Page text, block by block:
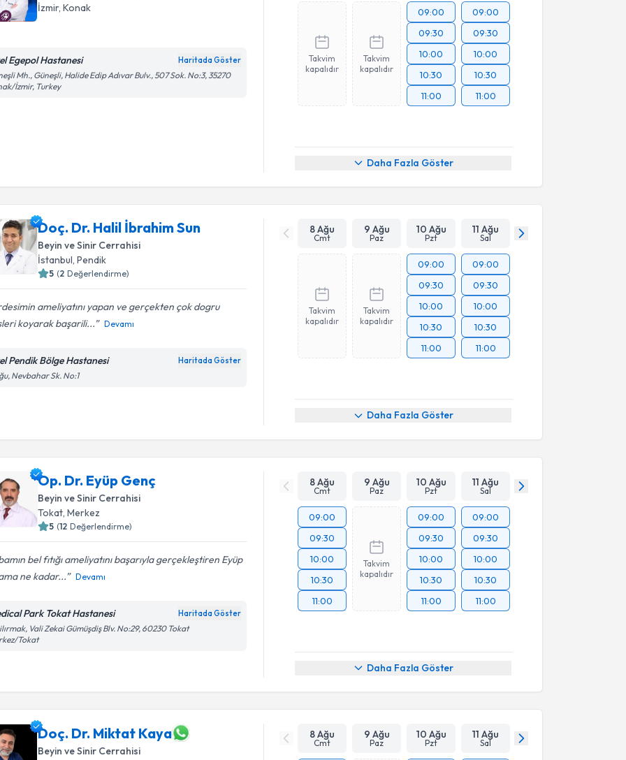
İzmir, Konak
Egepol Hastanesi Haritada Göster
Mh., Güneşli, Halide Edip Adıvar Bulv., 507 Sok. No:3, 35270
İzmir, Turkey
Takvim
kapalıdır
Takvim
kapalıdır
09:00
09:30
10:00
10:30
11:00
09:00
09:30
10:00
10:30
11:00
Daha Fazla Göster
Doç. Dr. Halil İbrahim Sun
Beyin ve Sinir Cerrahisi
İstanbul, Pendik
5 (2 Değerlendirme)
ameliyatını yapan ve gerçekten çok dogru
koyarak başarili...
Devamı
Pendik Bölge Hastanesi Haritada Göster
Nevbahar Sk. No:1
8 Ağu
Cmt
9 Ağu
Paz
10 Ağu
Pzt
11 Ağu
Sal
Takvim
kapalıdır
Takvim
kapalıdır
09:00
09:30
10:00
10:30
11:00
09:00
09:30
10:00
10:30
11:00
Daha Fazla Göster
Op. Dr. Eyüp Genç
Beyin ve Sinir Cerrahisi
Tokat , Merkez
5 (12 Değerlendirme)
bel fıtığı ameliyatını başarıyla gerçekleştiren Eyüp
ne kadar...
Devamı
Park Tokat Hastanesi Haritada Göster
Vali Zekai Gümüşdiş Blv. No:29, 60230 Tokat
Tokat
8 Ağu
Cmt
9 Ağu
Paz
10 Ağu
Pzt
11 Ağu
Sal
09:00
09:30
10:00
10:30
11:00
Takvim
kapalıdır
09:00
09:30
10:00
10:30
11:00
09:00
09:30
10:00
10:30
11:00
Daha Fazla Göster
Doç. Dr. Miktat Kaya
Beyin ve Sinir Cerrahisi
8 Ağu
Cmt
9 Ağu
Paz
10 Ağu
Pzt
11 Ağu
Sal